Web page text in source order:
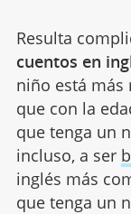
Resulta
cuentos en
niño está más
que con la
que tenga un
incluso, a ser
inglés más
que tenga un